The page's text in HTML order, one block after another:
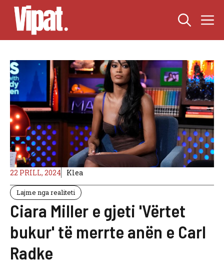
Skip
content
22 PRILL, 2024 Klea
Lajme nga realiteti
Ciara Miller e gjeti 'Vërtet
bukur' të merrte anën e Carl
Radke